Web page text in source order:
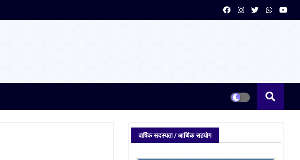
वार्षिक सदस्यता / आर्थिक सहयोग